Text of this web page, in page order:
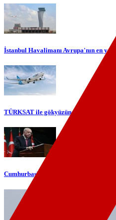
İstanbul Havalimanı Avrupa'nın en
TÜRKSAT ile gökyüzünde yerli internet
Cumhurbaşkanı Erdoğan'dan telefon